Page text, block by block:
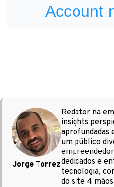
Jorge Torrez
Redator na
insights
aprofundadas
um público
dedicados e
tecnologia,
do site 4 mãos.